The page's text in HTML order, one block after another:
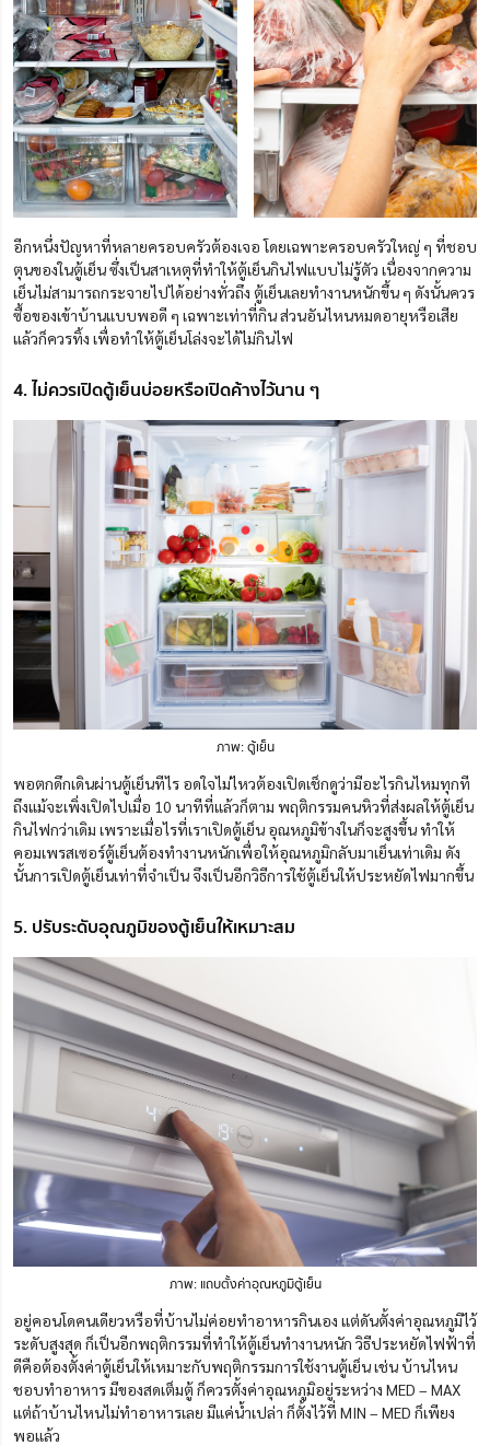
อีกหนึ่งปัญหาที่หลายครอบครัวต้องเจอ โดยเฉพาะครอบครัวใหญ่ ๆ ที่ชอบ
ตุนของในตู้เย็นซึ่งเป็นสาเหตุที่ทำให้ตู้เย็นกินไฟแบบไม่รู้ตัว เนื่องจากความ
เย็นไม่สามารถกระจายไปได้อย่างทั่วถึง ตู้เย็นเลยทำงานหนักขึ้น ๆ ดังนั้นควร
ซื้อของเข้าบ้านแบบพอดี ๆ เฉพาะเท่าที่กิน ส่วนอันไหนหมดอายุหรือเสีย
แล้วก็ควรทิ้ง เพื่อทำให้ตู้เย็นโล่งจะได้ไม่กินไฟ
4. ไม่ควรเปิดตู้เย็นบ่อยหรือเปิดค้างไว้นาน ๆ
ภาพ: ตู้เย็น
พอตกดึกเดินผ่านตู้เย็นทีไร อดใจไม่ไหวต้องเปิดเช็กดูว่ามีอะไรกินไหมทุกที
ถึงแม้จะเพิ่งเปิดไปเมื่อ 10 นาทีที่แล้วก็ตาม พฤติกรรมคนหิวที่ส่งผลให้ตู้เย็น
กินไฟกว่าเดิม เพราะเมื่อไรที่เราเปิดตู้เย็น อุณหภูมิข้างในก็จะสูงขึ้น ทำให้
คอมเพรสเซอร์ตู้เย็นต้องทำงานหนักเพื่อให้อุณหภูมิกลับมาเย็นเท่าเดิม ดัง
นั้นการเปิดตู้เย็นเท่าที่จำเป็น จึงเป็นอีกวิธีการใช้ตู้เย็นให้ประหยัดไฟมากขึ้น
5. ปรับระดับอุณภูมิของตู้เย็นให้เหมาะสม
ภาพ: แถบตั้งค่าอุณหภูมิตู้เย็น
อยู่คอนโดคนเดียวหรือที่บ้านไม่ค่อยทำอาหารกินเอง แต่ดันตั้งค่าอุณหภูมิไว้
ระดับสูงสุด ก็เป็นอีกพฤติกรรมที่ทำให้ตู้เย็นทำงานหนัก วิธีประหยัดไฟฟ้าที่
ดีคือต้องตั้งค่าตู้เย็นให้เหมาะกับพฤติกรรมการใช้งานตู้เย็น เช่น บ้านไหน
ชอบทำอาหาร มีของสดเต็มตู้ ก็ควรตั้งค่าอุณหภูมิอยู่ระหว่าง MED – MAX
แต่ถ้าบ้านไหนไม่ทำอาหารเลย มีแค่น้ำเปล่า ก็ตั้งไว้ที่ MIN – MED ก็เพียง
พอแล้ว